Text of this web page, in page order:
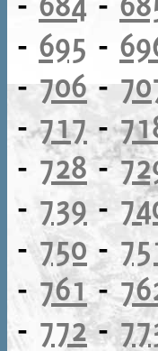
- 695 -
-706 -
-717-
- 728-
- 739 -
- 750 -
- 761-
- 772-